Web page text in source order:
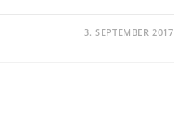
3. SEPTEMBER 2017